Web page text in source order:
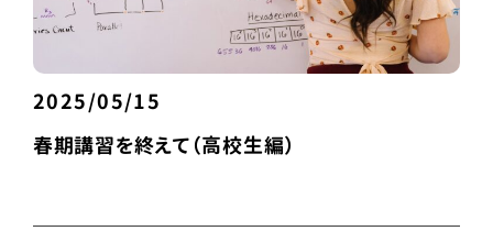
2025/05/15
春期講習を終えて（高校生編）